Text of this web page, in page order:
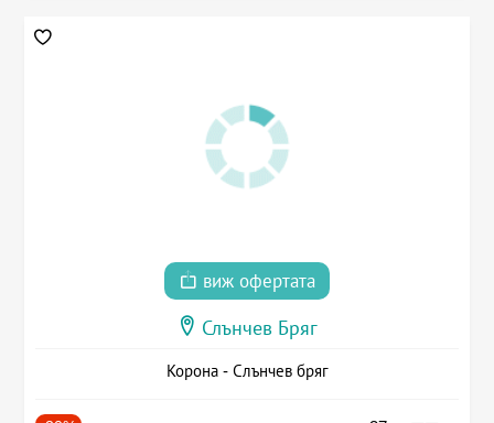
виж офертата
Слънчев Бряг
Корона - Слънчев бряг